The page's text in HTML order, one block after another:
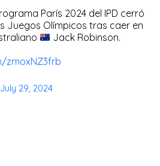
París 2024 del IPD cerró
Juegos Olímpicos tras caer en
Jack Robinson.
zmoxNZ3frb
July 29, 2024